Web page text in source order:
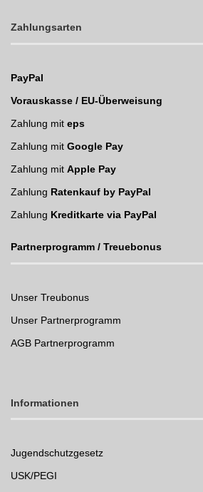
Zahlungsarten
PayPal
Vorauskasse / EU-Überweisung
Zahlung mit eps
Zahlung mit Google Pay
Zahlung mit Apple Pay
Zahlung Ratenkauf by PayPal
Zahlung Kreditkarte via PayPal
Partnerprogramm / Treuebonus
Unser Treubonus
Unser Partnerprogramm
AGB Partnerprogramm
Informationen
Jugendschutzgesetz
USK/PEGI